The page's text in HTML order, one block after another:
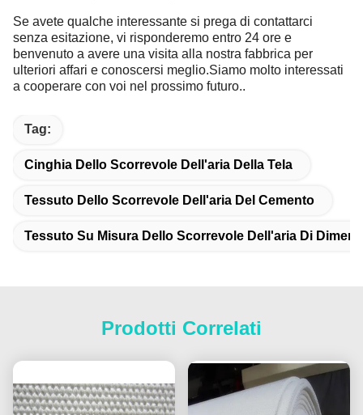
Se avete qualche interessante si prega di contattarci
senza esitazione, vi risponderemo entro 24 ore e
benvenuto a avere una visita alla nostra fabbrica per
ulteriori affari e conoscersi meglio.Siamo molto interessati
a cooperare con voi nel prossimo futuro..
Tag:
Cinghia Dello Scorrevole Dell'aria Della Tela
Tessuto Dello Scorrevole Dell'aria Del Cemento
Tessuto Su Misura Dello Scorrevole Dell'aria Di
Prodotti Correlati